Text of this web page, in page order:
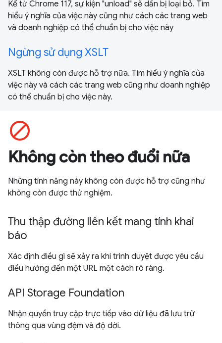
Kể từ Chrome 117, sự kiện "unload" sẽ dần bị loại bỏ. Tìm
hiểu ý nghĩa của việc này cũng như cách các trang web
và doanh nghiệp có thể chuẩn bị cho việc này
Ngừng sử dụng XSLT
XSLT không còn được hỗ trợ nữa. Tìm hiểu ý nghĩa của
việc này và cách các trang web cũng như doanh nghiệp
có thể chuẩn bị cho việc này.
block
Không còn theo đuổi nữa
Những tính năng này không còn được hỗ trợ cũng như
không còn được thử nghiệm.
Thu thập đường liên kết mang tính khai
báo
Xác định điều gì sẽ xảy ra khi trình duyệt được yêu cầu
điều hướng đến một URL một cách rõ ràng.
API Storage Foundation
Nhận quyền truy cập trực tiếp vào dữ liệu đã lưu trữ
thông qua vùng đệm và độ dời.